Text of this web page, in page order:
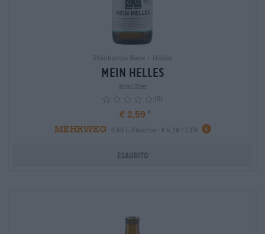
Fränkische Biere | Helles
Mein Helles
Hösl Bier
(0)
€ 2,59
MEHRWEG
0,50 L Flasche - € 5,18 / LTR info
Esaurito